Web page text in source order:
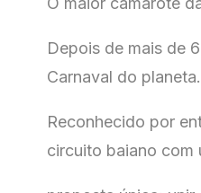
Depois de mais de
Carnaval do planeta.
Reconhecido por
circuito baiano com